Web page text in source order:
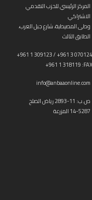
المركز الرئيسي للحزب التقدمي
الاشتراكي
وطى المصيطبة، شارع جبل العرب،
الطابق الثالث
+961 1 309123 / +961 3 070124
+961 1 318119 :FAX
info@anbaaonline.com
ص.ب: 11-2893 رياض الصلح
14-5287 المزرعة